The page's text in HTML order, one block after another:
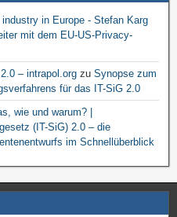
in Europe - Stefan Karg
mit dem EU-US-Privacy-
– intrapol.org zu Synopse zum
für das IT-SiG 2.0
wie und warum? |
(IT-SiG) 2.0 – die
im Schnellüberblick